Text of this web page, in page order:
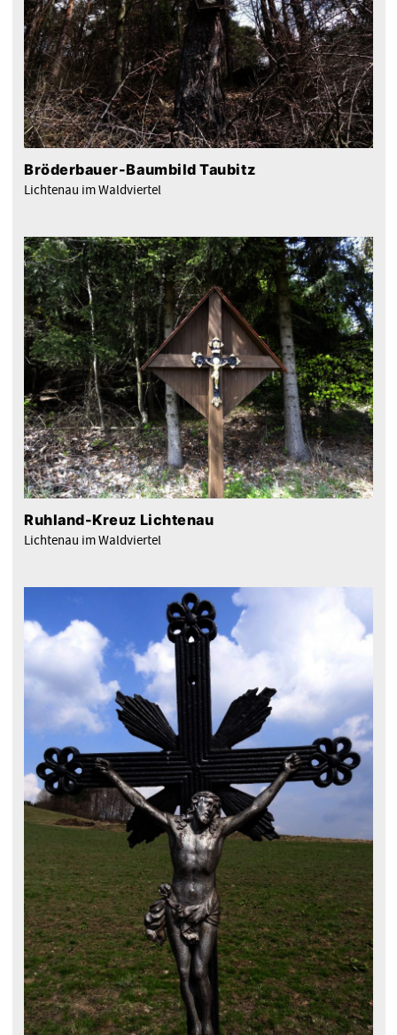
Bröderbauer-Baumbild Taubitz
Lichtenau im Waldviertel
Ruhland-Kreuz Lichtenau
Lichtenau im Waldviertel